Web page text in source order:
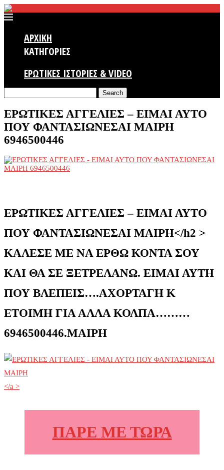
ΑΡΧΙΚΗ
ΚΑΤΗΓΟΡΙΕΣ
ΕΡΩΤΙΚΕΣ ΙΣΤΟΡΙΕΣ & VIDEO
Search
ΕΡΩΤΙΚΕΣ ΑΓΓΕΛΙΕΣ – ΕΙΜΑΙ ΑΥΤΟ
ΠΟΥ ΦΑΝΤΑΣΙΩΝΕΣΑΙ ΜΑΙΡΗ
6946500446
ΕΡΩΤΙΚΕΣ ΑΓΓΕΛΙΕΣ – ΕΙΜΑΙ ΑΥΤΟ
ΠΟΥ ΦΑΝΤΑΣΙΩΝΕΣΑΙ ΜΑΙΡΗ</h2 >
ΚΑΛΕΣΕ ΜΕ ΝΑ ΕΡΘΩ ΚΟΝΤΑ ΣΟΥ
ΚΑΙ ΘΑ ΣΕ ΞΕΤΡΕΛΑΝΩ. ΕΙΜΑΙ ΑΥΤΗ
ΠΟΥ ΒΛΕΠΕΙΣ….ΑΧΟΡΤΑΓΗ Κ
ΕΤΟΙΜΗ ΓΙΑ ΑΛΛΑ ΚΟΛΠΑ………
6946500446.MAIΡH
</a >
ΠΑΡΕ ΜΕ ΤΩΡΑ